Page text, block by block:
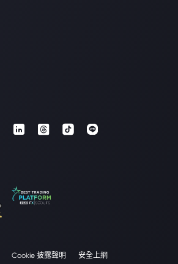
Cookie 披露聲明 安全上網